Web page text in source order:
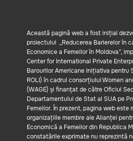
Această pagină web a fost inițial
proiectului „Reducerea Barierelor în
Economice a Femeilor în Moldova”,
Center for International Private
Barourilor Americane Inițiativa pentru
ROLI) în cadrul consorțiului Women
(WAGE) și finanțat de către Oficiul
Departamentului de Stat al SUA pe
Femeilor. În prezent, pagina web este
organizațiile membre ale Alianței
Economică a Femeilor din Republica
constatările exprimate nu reprezintă